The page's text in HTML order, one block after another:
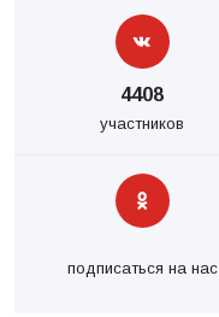
4408
участников
подписаться на нас